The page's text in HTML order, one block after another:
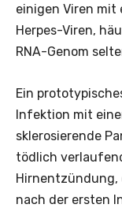
einigen Viren mit
Herpes-Viren,
RNA-Genom
Ein
Infektion mit
sklerosierende
tödlich
Hirnentzündung,
nach der ersten